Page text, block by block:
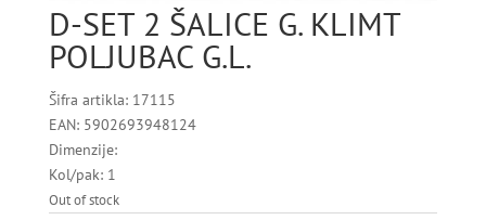
D-SET 2 ŠALICE G. KLIMT
POLJUBAC G.L.
Šifra artikla: 17115
EAN: 5902693948124
Dimenzije:
Kol/pak: 1
Out of stock